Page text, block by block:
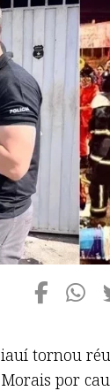
tornou
por